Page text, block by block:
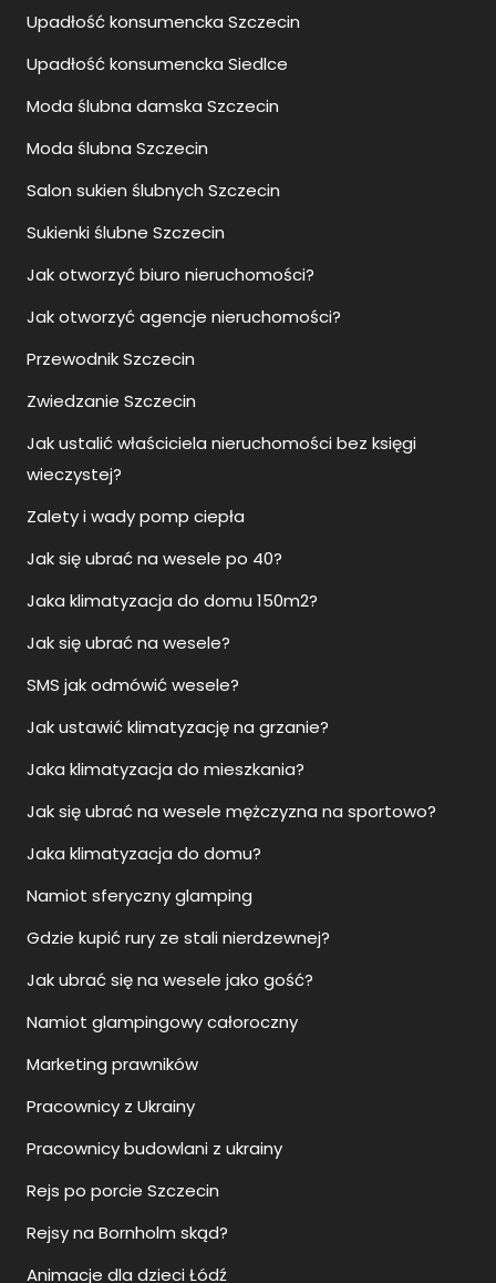
Upadłość konsumencka Szczecin
Upadłość konsumencka Siedlce
Moda ślubna damska Szczecin
Moda ślubna Szczecin
Salon sukien ślubnych Szczecin
Sukienki ślubne Szczecin
Jak otworzyć biuro nieruchomości?
Jak otworzyć agencje nieruchomości?
Przewodnik Szczecin
Zwiedzanie Szczecin
Jak ustalić właściciela nieruchomości bez księgi
wieczystej?
Zalety i wady pomp ciepła
Jak się ubrać na wesele po 40?
Jaka klimatyzacja do domu 150m2?
Jak się ubrać na wesele?
SMS jak odmówić wesele?
Jak ustawić klimatyzację na grzanie?
Jaka klimatyzacja do mieszkania?
Jak się ubrać na wesele mężczyzna na sportowo?
Jaka klimatyzacja do domu?
Namiot sferyczny glamping
Gdzie kupić rury ze stali nierdzewnej?
Jak ubrać się na wesele jako gość?
Namiot glampingowy całoroczny
Marketing prawników
Pracownicy z Ukrainy
Pracownicy budowlani z ukrainy
Rejs po porcie Szczecin
Rejsy na Bornholm skąd?
Animacje dla dzieci Łódź